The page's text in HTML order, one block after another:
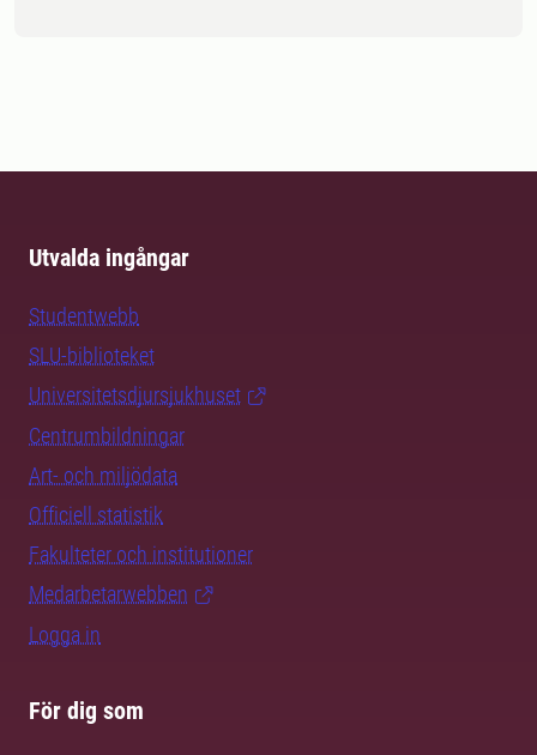
Utvalda ingångar
Studentwebb
SLU-biblioteket
Universitetsdjursjukhuset
Centrumbildningar
Art- och miljödata
Officiell statistik
Fakulteter och institutioner
Medarbetarwebben
Logga in
För dig som